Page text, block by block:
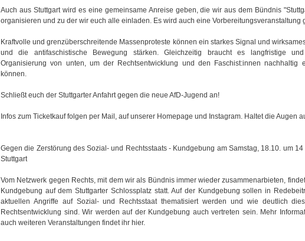
Auch aus Stuttgart wird es eine gemeinsame Anreise geben, die wir aus dem Bündnis
organisieren und zu der wir euch alle einladen. Es wird auch eine Vorbereitungsveranstaltung
Kraftvolle und grenzüberschreitende Massenproteste können ein starkes Signal und
und die antifaschistische Bewegung stärken. Gleichzeitig braucht es langfristige
Organisierung von unten, um der Rechtsentwicklung und den Faschist:innen nachhaltig
können.
Schließt euch der Stuttgarter Anfahrt gegen die neue AfD-Jugend an!
Infos zum Ticketkauf folgen per Mail, auf unserer Homepage und Instagram. Haltet die Augen
Gegen die Zerstörung des Sozial- und Rechtsstaats - Kundgebung am Samstag, 18.10. um
Stuttgart
Vom Netzwerk gegen Rechts, mit dem wir als Bündnis immer wieder zusammenarbieten,
Kundgebung auf dem Stuttgarter Schlossplatz statt. Auf der Kundgebung sollen in
aktuellen Angriffe auf Sozial- und Rechtsstaat thematisiert werden und wie deutlich
Rechtsentwicklung sind. Wir werden auf der Kundgebung auch vertreten sein. Mehr
auch weiteren Veranstaltungen findet ihr hier.